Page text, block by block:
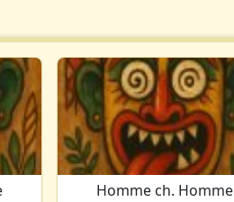
Homme ch. Homme